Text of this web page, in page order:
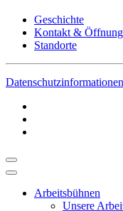
Geschichte
Kontakt &
Standorte
Datenschutzinformationen
Arbeitsbühnen
Unsere